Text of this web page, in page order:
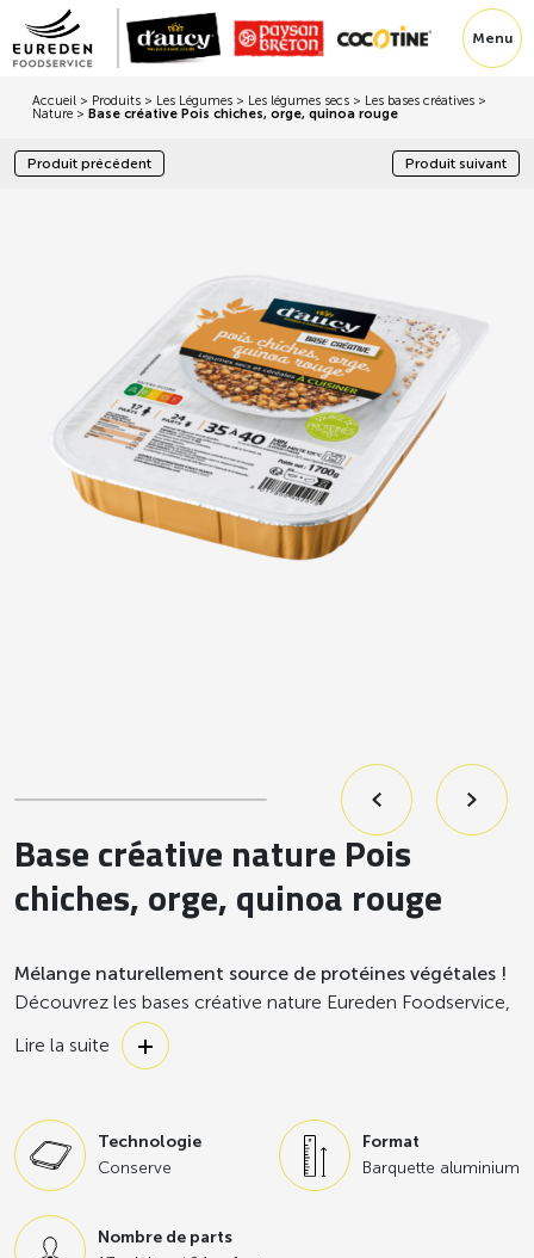
Menu
Accueil > Produits > Les Légumes > Les légumes secs > Les bases créatives >
Nature > Base créative Pois chiches, orge, quinoa rouge
Produit précédent Produit suivant
Base créative nature Pois
chiches, orge, quinoa rouge
Mélange naturellement source de protéines végétales !
Découvrez les bases créative nature Eureden Foodservice,
des mélanges de légumes secs et céréales déjà cuits et
prêts à l’emploi.
non, en laissant parler votre créativité de chef.La solution
végétale du quotidien !
Lire la suite
Technologie
Conserve
Format
Barquette aluminium
Nombre de parts